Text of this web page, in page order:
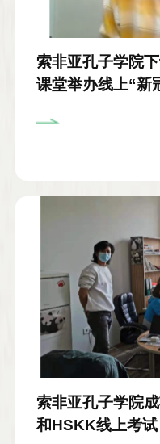
索非亚孔子学院
课堂举办线上“新
索非亚孔子学院
和HSKK线上考试